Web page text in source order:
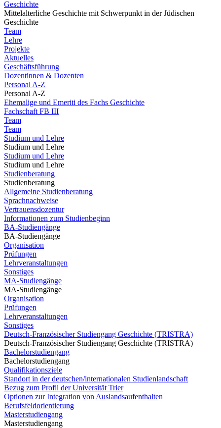
Geschichte
Mittelalterliche Geschichte mit Schwerpunkt in der Jüdischen
Geschichte
Team
Lehre
Projekte
Aktuelles
Geschäftsführung
Dozentinnen & Dozenten
Personal A-Z
Personal A-Z
Ehemalige und Emeriti des Fachs Geschichte
Fachschaft FB III
Team
Team
Studium und Lehre
Studium und Lehre
Studium und Lehre
Studium und Lehre
Studienberatung
Studienberatung
Allgemeine Studienberatung
Sprachnachweise
Vertrauensdozentur
Informationen zum Studienbeginn
BA-Studiengänge
BA-Studiengänge
Organisation
Prüfungen
Lehrveranstaltungen
Sonstiges
MA-Studiengänge
MA-Studiengänge
Organisation
Prüfungen
Lehrveranstaltungen
Sonstiges
Deutsch-Französischer Studiengang Geschichte (TRISTRA)
Deutsch-Französischer Studiengang Geschichte (TRISTRA)
Bachelorstudiengang
Bachelorstudiengang
Qualifikationsziele
Standort in der deutschen/internationalen Studienlandschaft
Bezug zum Profil der Universität Trier
Optionen zur Integration von Auslandsaufenthalten
Berufsfeldorientierung
Masterstudiengang
Masterstudiengang